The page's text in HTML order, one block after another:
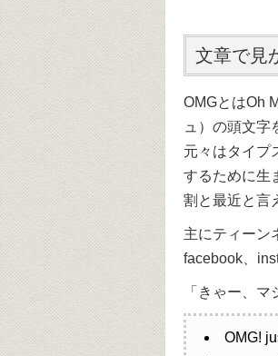
文章で見
OMGとはOh
ュ）の頭文字
元々はタイプ
するために生
割と最近と言
主にティーン
facebook、
「きゃー、
OMG!